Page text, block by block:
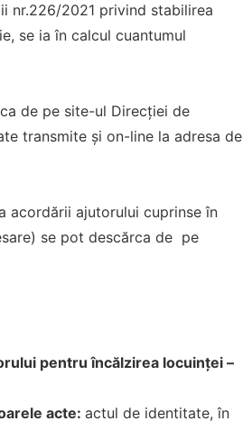
nr.226/2021 privind stabilirea
se ia în calcul cuantumul
de pe site-ul Direcției de
transmite și on-line la adresa de
acordării ajutorului cuprinse în
se pot descărca de pe
pentru încălzirea locuinței –
acte: actul de identitate, în